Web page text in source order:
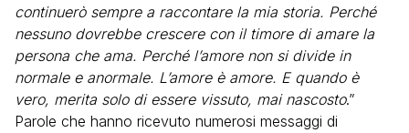
continuerò sempre a raccontare la mia storia. Perché
nessuno dovrebbe crescere con il timore di amare la
persona che ama. Perché l’amore non si divide in
normale e anormale. L’amore è amore. E quando è
vero, merita solo di essere vissuto, mai nascosto.”
Parole che hanno ricevuto numerosi messaggi di